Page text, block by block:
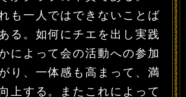
も一人ではできないことば
る。如何にチエを出し実践
によって会の活動への参加
り、一体感も高まって、満
上する。またこれによって